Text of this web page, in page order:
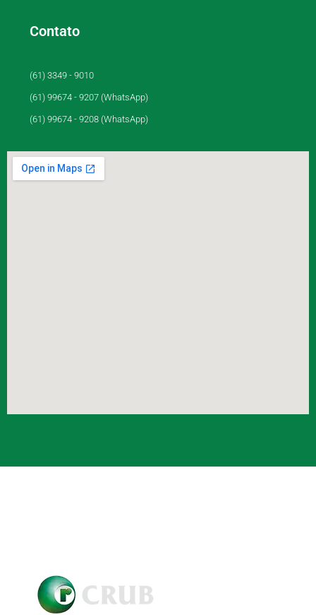
Contato
(61) 3349 - 9010
(61) 99674 - 9207 (WhatsApp)
(61) 99674 - 9208 (WhatsApp)